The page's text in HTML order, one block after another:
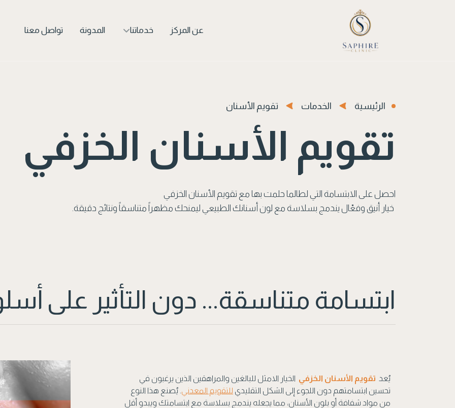
عن المركز خدماتنا المدونة تواصل معنا
الرئيسية الخدمات تقويم الأسنان
تقويم الأسنان الخزفي
احصل على الابتسامة التي لطالما حلمت بها مع تقويم الأسنان الخزفي
خيار أنيق وفعّال يندمج بسلاسة مع لون أسنانك الطبيعي ليمنحك مظهراً متناسقاً ونتائج دقيقة.
ابتسامة متناسقة... دون التأثير على
يُعد تقويم الأسنان الخزفي الخيار الامثل للبالغين والمراهقين الذين يرغبون في
تحسين ابتسامتهم دون اللجوء إلى الشكل التقليدي للتقويم المعدني . يُصنع هذا النوع
من مواد شفافة أو بلون الأسنان، مما يجعله يندمج بسلاسة مع ابتسامتك ويبدو أقل